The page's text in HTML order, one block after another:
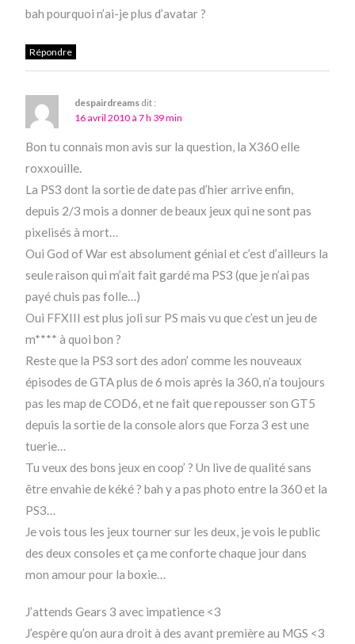
bah pourquoi n’ai-je plus d’avatar ?
Répondre
despairdreams dit :
16 avril 2010 à 7 h 39 min
Bon tu connais mon avis sur la question, la X360 elle
roxxouille.
La PS3 dont la sortie de date pas d’hier arrive enfin,
depuis 2/3 mois a donner de beaux jeux qui ne sont pas
pixelisés à mort…
Oui God of War est absolument génial et c’est d’ailleurs la
seule raison qui m’ait fait gardé ma PS3 (que je n’ai pas
payé chuis pas folle…)
Oui FFXIII est plus joli sur PS mais vu que c’est un jeu de
m**** à quoi bon ?
Reste que la PS3 sort des adon’ comme les nouveaux
épisodes de GTA plus de 6 mois après la 360, n’a toujours
pas les map de COD6, et ne fait que repousser son GT5
depuis la sortie de la console alors que Forza 3 est une
tuerie…
Tu veux des bons jeux en coop’ ? Un live de qualité sans
être envahie de kéké ? bah y a pas photo entre la 360 et la
PS3…
Je vois tous les jeux tourner sur les deux, je vois le public
des deux consoles et ça me conforte chaque jour dans
mon amour pour la boxie…
J’attends Gears 3 avec impatience <3
J’espère qu’on aura droit à des avant première au MGS <3